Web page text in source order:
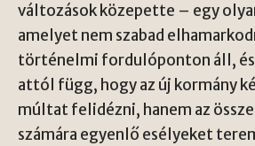
változások közepette – egy
amelyet nem szabad
történelmi fordulóponton áll, és
attól függ, hogy az új kormány
múltat felidézni, hanem az
számára egyenlő esélyeket